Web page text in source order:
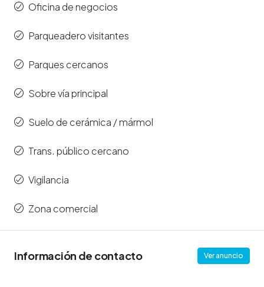
Oficina de negocios
Parqueadero visitantes
Parques cercanos
Sobre vía principal
Suelo de cerámica / mármol
Trans. público cercano
Vigilancia
Zona comercial
Información de contacto Ver anuncio